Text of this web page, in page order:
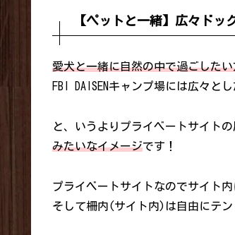
【ペットと一緒】広々ドッ
愛犬と一緒に自然の中で過ごした
FBI DAISENキャンプ場には広々と
と、いうよりプライベートサイト
みたいなイメージです！
プライベートサイトなのでサイト
そして柵内(サイト内)は自由にテン